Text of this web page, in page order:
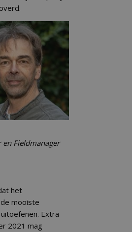
en Fieldmanager
het
mooiste
Extra
2021 mag